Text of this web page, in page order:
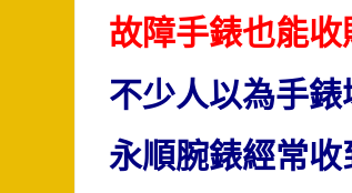
故障手錶也能收
不少人以為手
永順腕錶經常收